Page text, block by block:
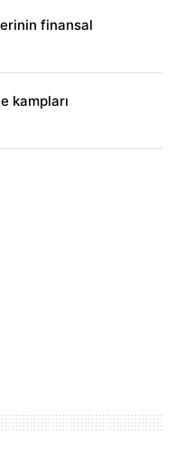
finansal
kampları